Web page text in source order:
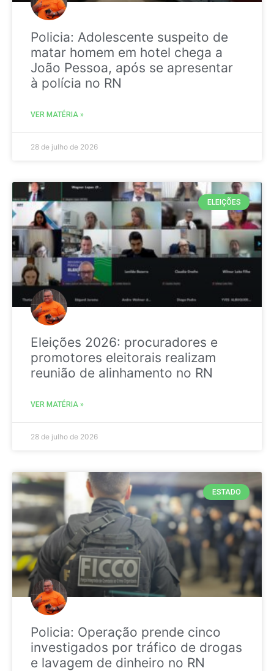
Policia: Adolescente suspeito de
matar homem em hotel chega a
João Pessoa, após se apresentar
à polícia no RN
VER MATÉRIA »
28 de julho de 2026
ELEIÇÕES
Eleições 2026: procuradores e
promotores eleitorais realizam
reunião de alinhamento no RN
VER MATÉRIA »
28 de julho de 2026
ESTADO
Policia: Operação prende cinco
investigados por tráfico de drogas
e lavagem de dinheiro no RN